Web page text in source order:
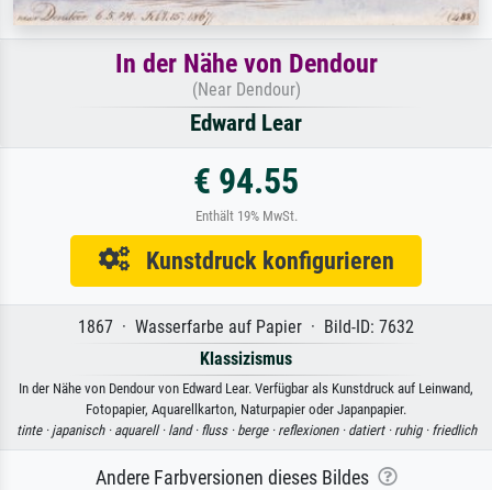
In der Nähe von Dendour
(Near Dendour)
Edward Lear
€ 94.55
Enthält 19% MwSt.
Kunstdruck konfigurieren
1867 · Wasserfarbe auf Papier · Bild-ID: 7632
Klassizismus
In der Nähe von Dendour von Edward Lear. Verfügbar als Kunstdruck auf Leinwand,
Fotopapier, Aquarellkarton, Naturpapier oder Japanpapier.
tinte · japanisch · aquarell · land · fluss · berge · reflexionen · datiert · ruhig · friedlich
Andere Farbversionen dieses Bildes